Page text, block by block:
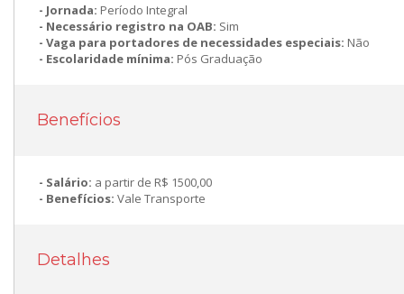
Jornada: Período Integral
Necessário registro na OAB: Sim
Vaga para portadores de necessidades especiais: Não
Escolaridade mínima: Pós Graduação
Benefícios
Salário: a partir de R$ 1500,00
Benefícios: Vale Transporte
Detalhes